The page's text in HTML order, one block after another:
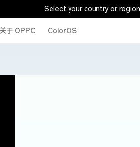
Select your country or region
关于 OPPO ColorOS